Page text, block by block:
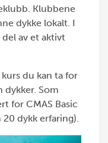
Klubbene
dykke lokalt. I
av et aktivt
du kan ta for
Som
for CMAS Basic
dykk erfaring).